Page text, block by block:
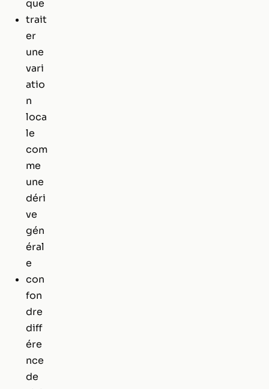
que
trait
er
une
vari
atio
n
loca
le
com
me
une
déri
ve
gén
éral
e
con
fon
dre
diff
ére
nce
de